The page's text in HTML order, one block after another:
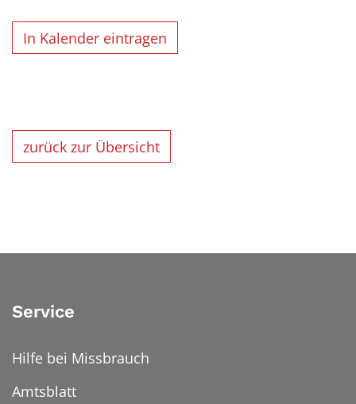
In Kalender eintragen
zurück zur Übersicht
Service
Hilfe bei Missbrauch
Amtsblatt